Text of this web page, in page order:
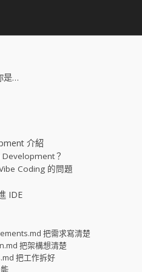
是…
介紹
？
Coding 的問題
IDE
把需求寫清楚
把架構想清楚
把工作拆好